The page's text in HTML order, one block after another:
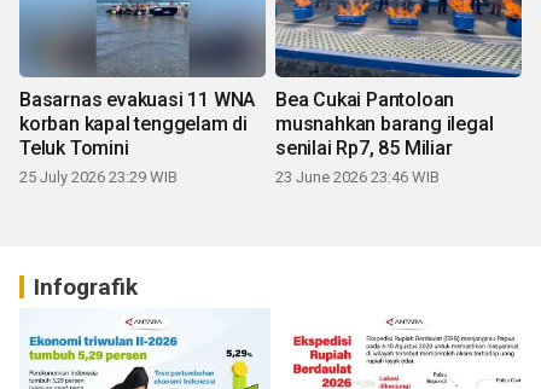
Basarnas evakuasi 11 WNA
korban kapal tenggelam di
Teluk Tomini
25 July 2026 23:29 WIB
Bea Cukai Pantoloan
musnahkan barang ilegal
senilai Rp7, 85 Miliar
23 June 2026 23:46 WIB
Infografik